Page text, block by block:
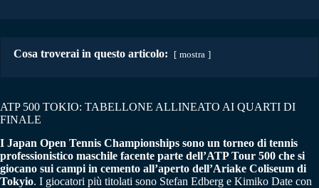
Cosa troverai in questo articolo: mostra
ATP 500 TOKIO: TABELLONE ALLINEATO AI QUARTI DI
FINALE
I Japan Open Tennis Championships sono un torneo di tennis
professionistico maschile facente parte dell’ATP Tour 500 che si
giocano sui campi in cemento all’aperto dell’Ariake Coliseum di
Tokyio. I giocatori più titolati sono Stefan Edberg e Kimiko Date con